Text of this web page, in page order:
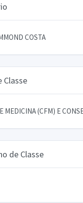
COSTA
Classe
MEDICINA (CFM) E
de Classe